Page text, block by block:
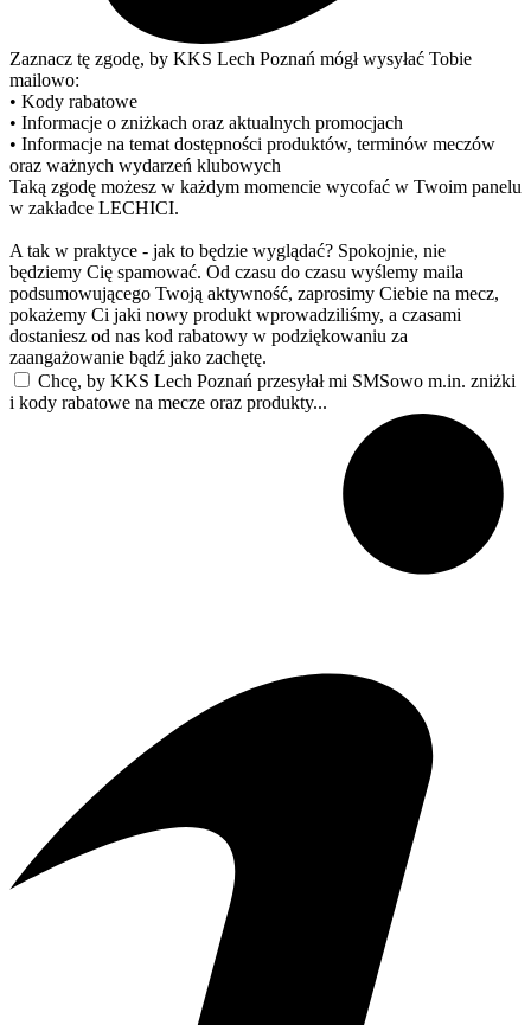
Zaznacz tę zgodę, by KKS Lech Poznań mógł wysyłać Tobie
mailowo:
• Kody rabatowe
• Informacje o zniżkach oraz aktualnych promocjach
• Informacje na temat dostępności produktów, terminów meczów
oraz ważnych wydarzeń klubowych
Taką zgodę możesz w każdym momencie wycofać w Twoim panelu
w zakładce LECHICI.
A tak w praktyce - jak to będzie wyglądać? Spokojnie, nie
będziemy Cię spamować. Od czasu do czasu wyślemy maila
podsumowującego Twoją aktywność, zaprosimy Ciebie na mecz,
pokażemy Ci jaki nowy produkt wprowadziliśmy, a czasami
dostaniesz od nas kod rabatowy w podziękowaniu za
zaangażowanie bądź jako zachętę.
Chcę, by KKS Lech Poznań przesyłał mi SMSowo m.in. zniżki
i kody rabatowe na mecze oraz produkty...